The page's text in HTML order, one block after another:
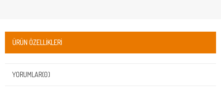
ÜRÜN ÖZELLIKLERI
YORUMLAR(0)